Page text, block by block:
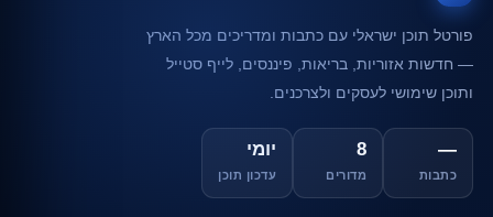
פורטל תוכן ישראלי עם כתבות ומדריכים מכל הארץ
— חדשות אזוריות, בריאות, פיננסים, לייף סטייל
ותוכן שימושי לעסקים ולצרכנים.
—
כתבות
8
מדורים
יומי
עדכון תוכן